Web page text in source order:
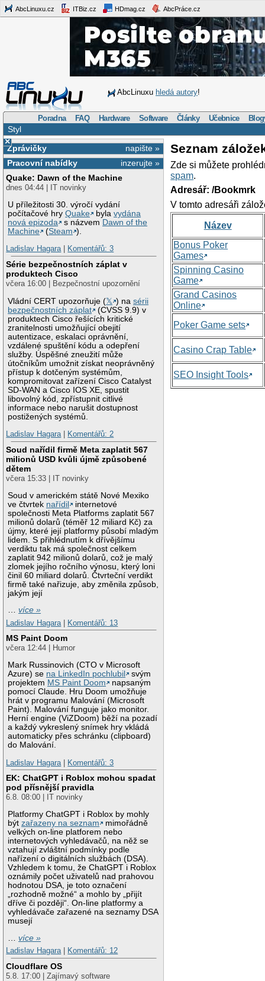
AbcLinuxu.cz ITBiz.cz HDmag.cz AbcPráce.cz
AbcLinuxu hledá autory!
Poradna FAQ Hardware Software Články Učebnice
Styl
×
napište »
Zprávičky
inzerujte »
Pracovní nabídky
Quake: Dawn of the Machine
dnes 04:44 | IT novinky
U příležitosti 30. výročí vydání
počítačové hryQuake bylavydána
nová epizoda
s názvem Dawn of the
Machine
(Steam ).
Ladislav Hagara| Komentářů: 3
Série bezpečnostních záplat v
produktech Cisco
včera 16:00 | Bezpečnostní upozornění
Vládní CERT upozorňuje (𝕏 ) nasérii
bezpečnostních záplat
(CVSS 9.9) v
produktech Cisco řešících kritické
zranitelnosti umožňující obejití
autentizace, eskalaci oprávnění,
vzdálené spuštění kódu a odepření
služby. Úspěšné zneužití může
útočníkům umožnit získat neoprávněný
přístup k dotčeným systémům,
kompromitovat zařízení Cisco Catalyst
SD-WAN a Cisco IOS XE, spustit
libovolný kód, zpřístupnit citlivé
informace nebo narušit dostupnost
postižených systémů.
Ladislav Hagara| Komentářů: 2
Soud nařídil firmě Meta zaplatit 567
milionů USD kvůli újmě způsobené
dětem
včera 15:33 | IT novinky
Soud v americkém státě Nové Mexiko
ve čtvrtek nařídil
internetové
společnosti Meta Platforms zaplatit 567
milionů dolarů (téměř 12 miliard Kč) za
újmy, které její platformy působí mladým
lidem. S přihlédnutím k dřívějšímu
verdiktu tak má společnost celkem
zaplatit 942 milionů dolarů, což je malý
zlomek jejího ročního výnosu, který loni
činil 60 miliard dolarů. Čtvrteční verdikt
firmě také nařizuje, aby změnila způsob,
jakým její
…více »
Ladislav Hagara
Komentářů: 13
MS Paint Doom
včera 12:44 | Humor
Mark Russinovich (CTO v Microsoft
Azure) se na LinkedIn pochlubil
svým
projektem MS Paint Doom
napsaným
pomocí Claude. Hru Doom umožňuje
hrát v programu Malování (Microsoft
Paint). Malování funguje jako monitor.
Herní engine (ViZDoom) běží na pozadí
a každý vykreslený snímek hry vkládá
automaticky přes schránku (clipboard)
do Malování.
Ladislav Hagara
Komentářů: 3
EK: ChatGPT i Roblox mohou spadat
pod přísnější pravidla
6.8. 08:00 | IT novinky
Platformy ChatGPT i Roblox by mohly
býtzařazeny na seznam
mimořádně
velkých on-line platforem nebo
internetových vyhledávačů, na něž se
vztahují zvláštní podmínky podle
nařízení o digitálních službách (DSA).
Vzhledem k tomu, že ChatGPT i Roblox
oznámily počet uživatelů nad prahovou
hodnotou DSA, je toto označení
„rozhodně možné“ a mohlo by „přijít
dříve či později“. On-line platformy a
vyhledávače zařazené na seznamy DSA
musejí
…více »
Ladislav Hagara| Komentářů: 12
Cloudflare OS
5.8. 17:00 | Zajímavý software
Seznam
Zde si můžete
spam.
Adresář: /Bookmrk
V tomto adresáři
Název
Bonus Poker
Games
Spinning Casino
Game
Grand Casinos
Online
Poker Game sets
Casino Crap Table
SEO Insight Tools